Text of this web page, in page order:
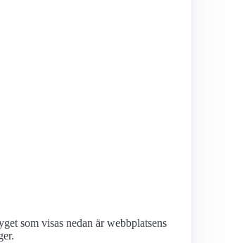
som visas nedan är webbplatsens